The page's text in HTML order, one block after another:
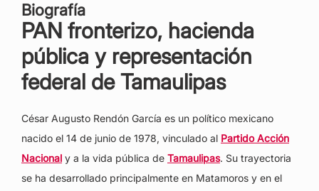
Biografía
PAN fronterizo, hacienda
pública y representación
federal de Tamaulipas
César Augusto Rendón García es un político mexicano
nacido el 14 de junio de 1978, vinculado al Partido Acción
Nacional y a la vida pública de Tamaulipas. Su trayectoria
se ha desarrollado principalmente en Matamoros y en el